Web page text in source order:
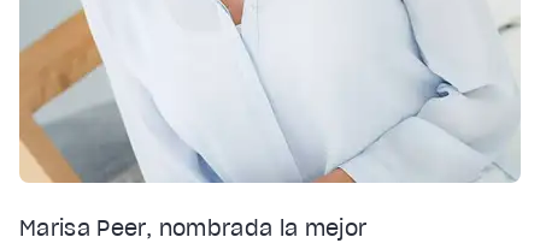
Marisa Peer, nombrada la mejor